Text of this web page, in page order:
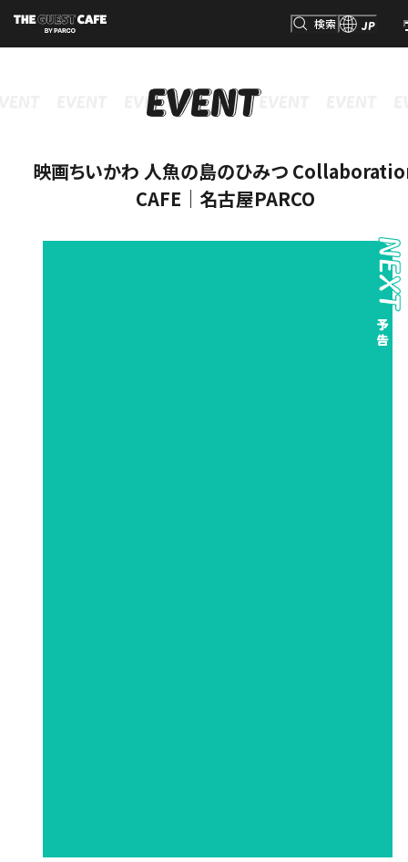
検索 JP
検索
INFORMATION RESERVATION
映画ちいかわ 人魚の島のひみつ
CAFE｜名古屋PARCO